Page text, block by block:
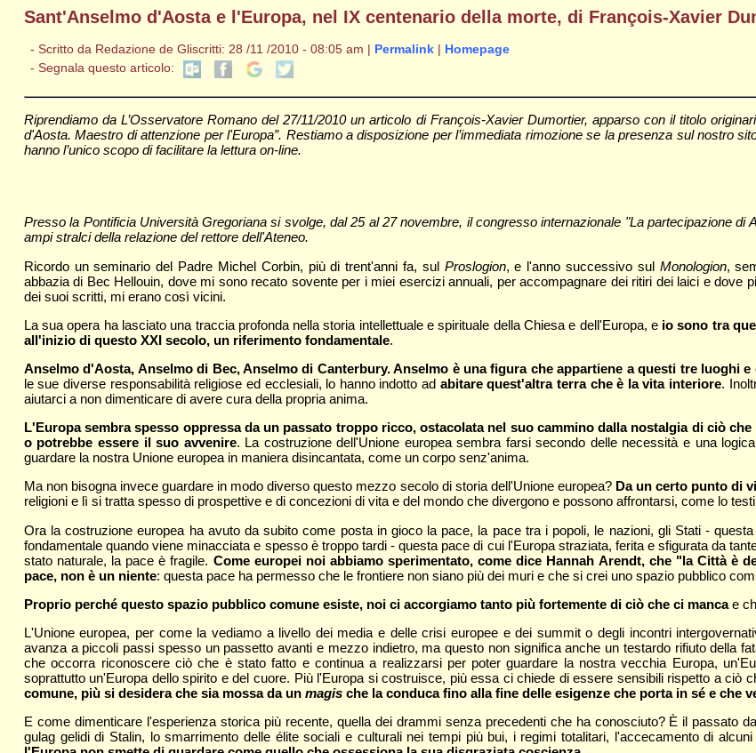
Sant'Anselmo d'Aosta e l'Europa, nel IX centenario della morte, di François-Xavier
- Scritto da Redazione de Gliscritti: 28 /11 /2010 - 08:05 am | Permalink| Homepage
- Segnala questo articolo:
Riprendiamo da L’Osservatore Romano del 27/11/2010 un articolo di François-Xavier Dumortier, apparso con il titolo
d'Aosta. Maestro di attenzione per l'Europa”. Restiamo a disposizione per l’immediata rimozione se la presenza sul nostro
hanno l’unico scopo di facilitare la lettura on-line.
Presso la Pontificia Università Gregoriana si svolge, dal 25 al 27 novembre, il congresso internazionale "La partecipazione
ampi stralci della relazione del rettore dell'Ateneo.
Ricordo un seminario del Padre Michel Corbin, più di trent'anni fa, sul Proslogion, e l'anno successivo sul Monologion,
abbazia di Bec Hellouin, dove mi sono recato sovente per i miei esercizi annuali, per accompagnare dei ritiri dei laici e dove
dei suoi scritti, mi erano così vicini.
La sua opera ha lasciato una traccia profonda nella storia intellettuale e spirituale della Chiesa e dell'Europa, e io sono tra
all'inizio di questo XXI secolo, un riferimento fondamentale.
Anselmo d'Aosta, Anselmo di Bec, Anselmo di Canterbury. Anselmo è una figura che appartiene a questi tre luoghi
le sue diverse responsabilità religiose ed ecclesiali, lo hanno indotto ad abitare quest'altra terra che è la vita interiore.
aiutarci a non dimenticare di avere cura della propria anima.
L'Europa sembra spesso oppressa da un passato troppo ricco, ostacolata nel suo cammino dalla nostalgia di ciò
o potrebbe essere il suo avvenire. La costruzione dell'Unione europea sembra farsi secondo delle necessità e una
guardare la nostra Unione europea in maniera disincantata, come un corpo senz'anima.
Ma non bisogna invece guardare in modo diverso questo mezzo secolo di storia dell'Unione europea? Da un certo punto di
religioni e lì si tratta spesso di prospettive e di concezioni di vita e del mondo che divergono e possono affrontarsi, come lo
Ora la costruzione europea ha avuto da subito come posta in gioco la pace, la pace tra i popoli, le nazioni, gli Stati -
fondamentale quando viene minacciata e spesso è troppo tardi - questa pace di cui l'Europa straziata, ferita e sfigurata da
stato naturale, la pace è fragile. Come europei noi abbiamo sperimentato, come dice Hannah Arendt, che "la Città è
pace, non è un niente: questa pace ha permesso che le frontiere non siano più dei muri e che si crei uno spazio pubblico
Proprio perché questo spazio pubblico comune esiste, noi ci accorgiamo tanto più fortemente di ciò che ci mancae
L'Unione europea, per come la vediamo a livello dei media e delle crisi europee e dei summit o degli incontri
avanza a piccoli passi spesso un passetto avanti e mezzo indietro, ma questo non significa anche un testardo rifiuto della
che occorra riconoscere ciò che è stato fatto e continua a realizzarsi per poter guardare la nostra vecchia Europa,
soprattutto un'Europa dello spirito e del cuore. Più l'Europa si costruisce, più essa ci chiede di essere sensibili rispetto a ciò
comune, più si desidera che sia mossa da un magis che la conduca fino alla fine delle esigenze che porta in sé e che
E come dimenticare l'esperienza storica più recente, quella dei drammi senza precedenti che ha conosciuto? È il passato
gulag gelidi di Stalin, lo smarrimento delle élite sociali e culturali nei tempi più bui, i regimi totalitari, l'accecamento di